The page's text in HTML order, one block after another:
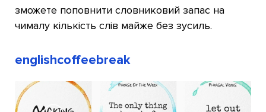
зможете поповнити словниковий запас на
чималу кількість слів майже без зусиль.
englishcoffeebreak